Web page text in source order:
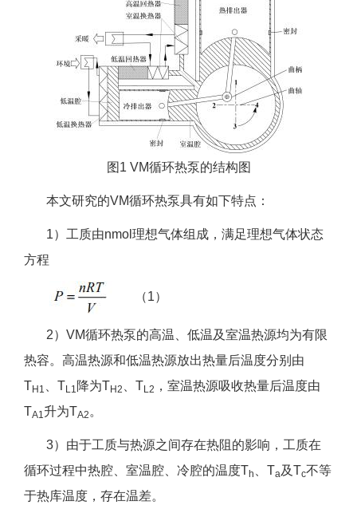
图1 VM循环热泵的结构图
本文研究的VM循环热泵具有如下特点：
1）工质由nmol理想气体组成，满足理想气体状态
方程
（1）
2）VM循环热泵的高温、低温及室温热源均为有限
热容。高温热源和低温热源放出热量后温度分别由
TH1 、TL1 降为TH2 、TL2 ，室温热源吸收热量后温度由
TA1升为TA2 。
3）由于工质与热源之间存在热阻的影响，工质在
循环过程中热腔、室温腔、冷腔的温度Th 、Ta及Tc不等
于热库温度，存在温差。